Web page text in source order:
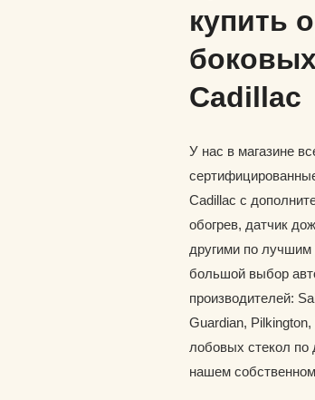
купить
Cadillac
У нас в магазине
Cadillac с
обогрев, датчик
другими по
большой выбор
производителей:
Guardian,
лобовых стекол по
нашем